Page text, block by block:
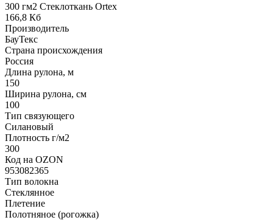
300 гм2 Стеклоткань Ortex
166,8 Кб
Производитель
БауТекс
Страна происхождения
Россия
Длина рулона, м
150
Ширина рулона, см
100
Тип связующего
Силановый
Плотность г/м2
300
Код на OZON
953082365
Тип волокна
Стеклянное
Плетение
Полотняное (рогожка)